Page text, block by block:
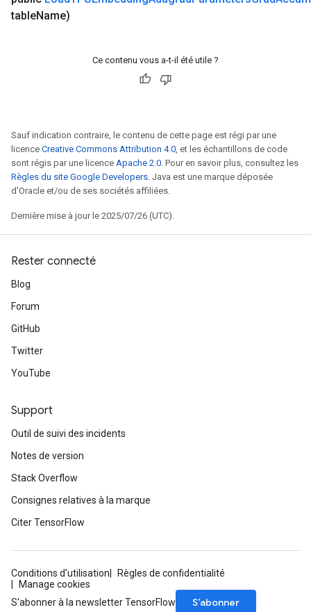
tableName)
Ce contenu vous a-t-il été utile ?
Sauf indication contraire, le contenu de cette page est régi par une
licence Creative Commons Attribution 4.0, et les échantillons de code
sont régis par une licence Apache 2.0. Pour en savoir plus, consultez les
Règles du site Google Developers. Java est une marque déposée
d'Oracle et/ou de ses sociétés affiliées.
Dernière mise à jour le 2025/07/26 (UTC).
Rester connecté
Blog
Forum
GitHub
Twitter
YouTube
Support
Outil de suivi des incidents
Notes de version
Stack Overflow
Consignes relatives à la marque
Citer TensorFlow
Conditions d'utilisation
Règles de confidentialité
Manage cookies
S'abonner à la newsletter TensorFlow
S’abonner